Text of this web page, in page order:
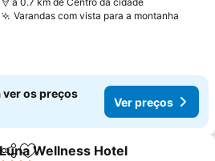
Varandas com vista para a montanha
ver os preços
Ver preços
Partilhar
Luna Wellness Hotel